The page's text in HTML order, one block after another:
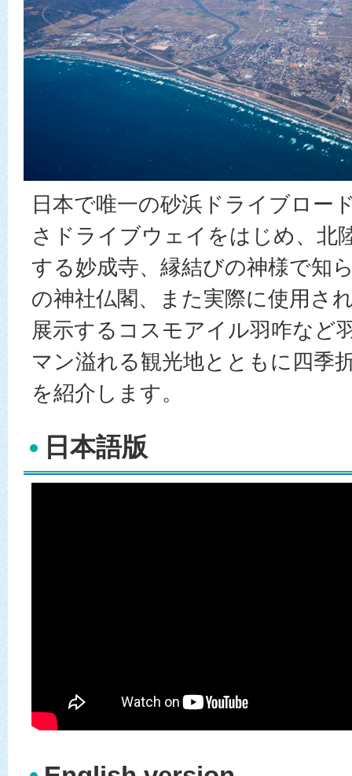
日本で唯一の砂浜ドライブロー
さドライブウェイをはじめ、北
する妙成寺、縁結びの神様で知
の神社仏閣、また実際に使用さ
展示するコスモアイル羽咋など
マン溢れる観光地とともに四季
を紹介します。
日本語版